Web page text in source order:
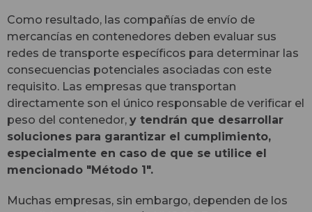
Como resultado, las compañías de envío de
mercancías en contenedores deben evaluar sus
redes de transporte específicos para determinar las
consecuencias potenciales asociadas con este
requisito. Las empresas que transportan
directamente son el único responsable de verificar el
peso del contenedor, y tendrán que desarrollar
soluciones para garantizar el cumplimiento,
especialmente en caso de que se utilice el
mencionado "Método 1".
Muchas empresas, sin embargo, dependen de los